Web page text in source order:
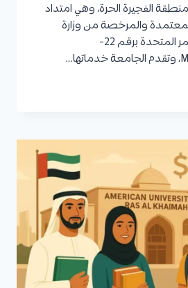
الفجيرة الحرة، وهي امتداد
والمرخصة من وزارة
التعليم بجمهورية القمر المتحدة برقم 22-